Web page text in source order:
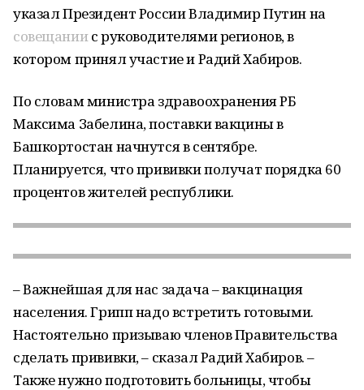
указал Президент России Владимир Путин на
совещаниис руководителями регионов, в
котором принял участие и Радий Хабиров.
По словам министра здравоохранения РБ
Максима Забелина, поставки вакцины в
Башкортостан начнутся в сентябре.
Планируется, что прививки получат порядка 60
процентов жителей республики.
– Важнейшая для нас задача – вакцинация
населения. Грипп надо встретить готовыми.
Настоятельно призываю членов Правительства
сделать прививки, – сказал Радий Хабиров. –
Также нужно подготовить больницы, чтобы